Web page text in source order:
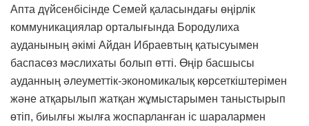
Апта дүйсенбісінде Семей қаласындағы өңірлік
коммуникациялар орталығында Бородулиха
ауданының әкімі Айдан Ибраевтың қатысуымен
баспасөз мәслихаты болып өтті. Өңір басшысы
ауданның әлеуметтік-экономикалық көрсеткіштерімен
және атқарылып жатқан жұмыстарымен таныстырып
өтіп, биылғы жылға жоспарланған іс шаралармен